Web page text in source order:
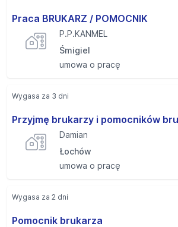
Praca BRUKARZ / POMOCNIK
P.P.KANMEL
Śmigiel
umowa o pracę
Przyjmę brukarzy i pomocników
Damian
Łochów
umowa o pracę
Wygasa za 3 dni
Pomocnik brukarza
Wygasa za 2 dni